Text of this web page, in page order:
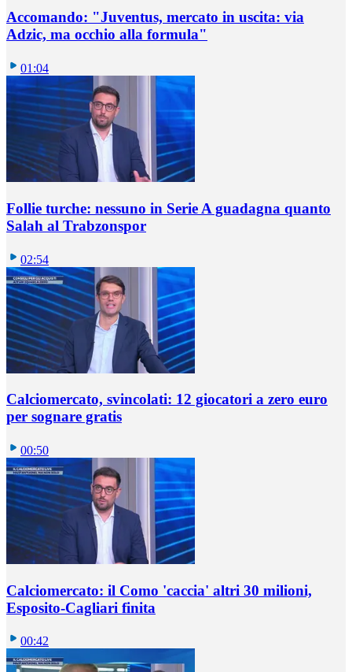
Accomando: "Juventus, mercato in uscita: via
Adzic, ma occhio alla formula"
01:04
Follie turche: nessuno in Serie A guadagna quanto
Salah al Trabzonspor
02:54
Calciomercato, svincolati: 12 giocatori a zero euro
per sognare gratis
00:50
Calciomercato: il Como 'caccia' altri 30 milioni,
Esposito-Cagliari finita
00:42